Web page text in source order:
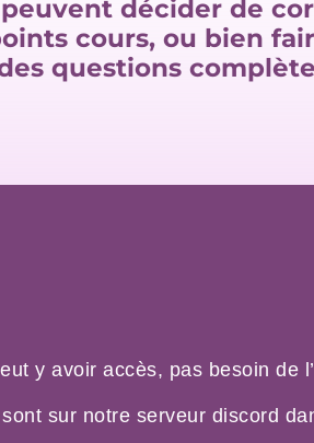
décider de
cours, ou bien
questions
y avoir accès, pas besoin de
sur notre serveur discord